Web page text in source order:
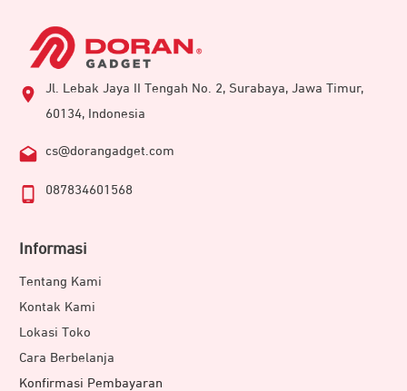
Jl. Lebak Jaya II Tengah No. 2, Surabaya, Jawa Timur,
60134, Indonesia
cs@dorangadget.com
087834601568
Informasi
Tentang Kami
Kontak Kami
Lokasi Toko
Cara Berbelanja
Konfirmasi Pembayaran